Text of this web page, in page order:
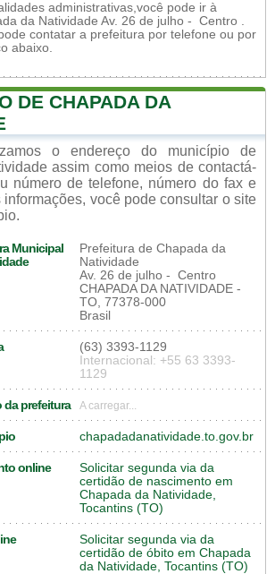
administrativas,você pode ir à
da Natividade Av. 26 de julho - Centro .
contatar a prefeitura por telefone ou por
abaixo.
DE CHAPADA DA
o endereço do município de
assim como meios de contactá-
número de telefone, número do fax e
você pode consultar o site
Municipal
Prefeitura de Chapada da
Natividade
Av. 26 de julho - Centro
CHAPADA DA NATIVIDADE -
TO, 77378-000
Brasil
(63) 3393-1129
Internacional: +55 63 3393-
1129
da prefeitura A carregar...
chapadadanatividade.to.gov.br
online
Solicitar segunda via da
certidão de nascimento em
Chapada da Natividade,
Tocantins (TO)
Solicitar segunda via da
certidão de óbito em Chapada
da Natividade, Tocantins (TO)